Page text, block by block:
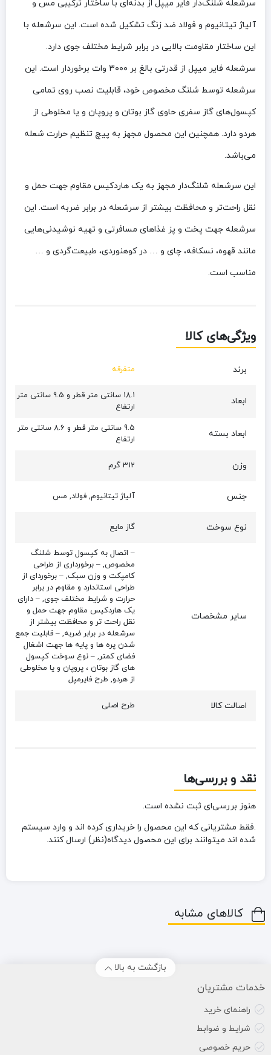
سرشعله شلنگ‌دار فایر میپل از بدنه‌ای با ساختار ترکیبی مس و
آلیاژ تیتانیوم و فولاد ضد زنگ تشکیل شده است. این سرشعله با
این ساختار مقاومت بالایی در برابر شرایط مختلف جوی دارد.
سرشعله فایر میپل از قدرتی بالغ بر ۳۰۰۰ وات برخوردار است. این
سرشعله توسط شلنگ مخصوص خود، قابلیت نصب روی تمامی
کپسول‌های گاز سفری حاوی گاز بوتان و پروپان و یا مخلوطی از
هردو دارد. همچنین این محصول مجهز به پیچ تنظیم حرارت شعله
می‌باشد.
این سرشعله شلنگ‌دار مجهز به یک هاردکیس مقاوم جهت حمل و
نقل راحت‌تر و محافظت بیشتر از سرشعله در برابر ضربه است. این
سرشعله جهت پخت و پز غذاهای مسافرتی و تهیه نوشیدنی‌هایی
مانند قهوه، نسکافه، چای و … در کوهنوردی، طبیعت‌گردی و …
مناسب است.
ویژگی‌های کالا
برند متفرقه
ابعاد
18.1 سانتی متر قطر و 9.5 سانتی متر
ارتفاع
ابعاد بسته
9.5 سانتی متر قطر و 8.6 سانتی متر
ارتفاع
وزن 312 گرم
جنس آلیاژ تیتانیوم, فولاد, مس
نوع سوخت گاز مایع
سایر مشخصات
– اتصال به کپسول توسط شلنگ
مخصوص, – برخورداری از طراحی
کامپکت و وزن سبک, – برخوردای از
طراحی استاندارد و مقاوم در برابر
حرارت و شرایط مختلف جوی, – دارای
یک هاردکیس مقاوم جهت حمل و
نقل راحت تر و محافظت بیشتر از
سرشعله در برابر ضربه, – قابلیت جمع
شدن پره ها و پایه ها جهت اشغال
فضای کمتر, – نوع سوخت کپسول
های گاز بوتان ، پروپان و یا مخلوطی
از هردو, طرح فایرمپل
اصالت کالا طرح اصلی
نقد و بررسی‌ها
هنوز بررسی‌ای ثبت نشده است.
.فقط مشتریانی که این محصول را خریداری کرده اند و وارد سیستم
شده اند میتوانند برای این محصول دیدگاه(نظر) ارسال کنند.
کالاهای مشابه
بازگشت به بالا
خدمات مشتریان
راهنمای خرید
شرایط و ضوابط
حریم خصوصی